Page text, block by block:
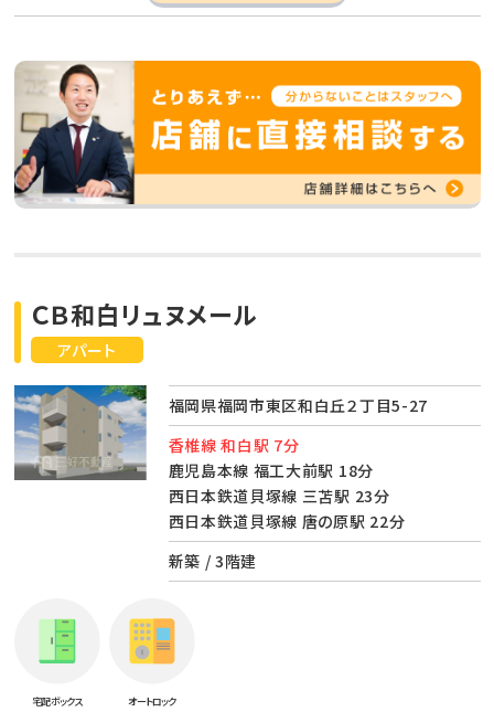
アパート
ＣＢ和白リュヌメール
福岡県福岡市東区和白丘２丁目5-27
香椎線 和白駅 7分
鹿児島本線 福工大前駅 18分
西日本鉄道貝塚線 三苫駅 23分
西日本鉄道貝塚線 唐の原駅 22分
新築 / 3階建
宅配ボックス オートロック